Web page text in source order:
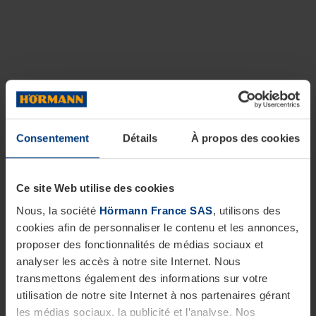
Consentement Détails À propos des cookies
Ce site Web utilise des cookies
Nous, la société Hörmann France SAS, utilisons des
cookies afin de personnaliser le contenu et les annonces,
proposer des fonctionnalités de médias sociaux et
analyser les accès à notre site Internet. Nous
transmettons également des informations sur votre
utilisation de notre site Internet à nos partenaires gérant
les médias sociaux, la publicité et l’analyse. Nos